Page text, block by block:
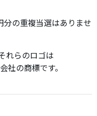
分の重複当選はありませ
れらのロゴは
社の商標です。